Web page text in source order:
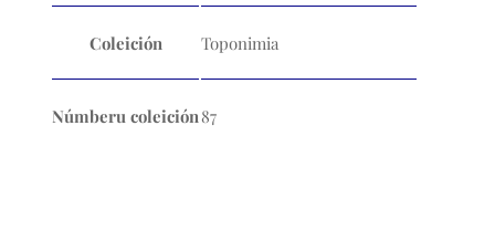
Coleición Toponimia
Númberu coleición87